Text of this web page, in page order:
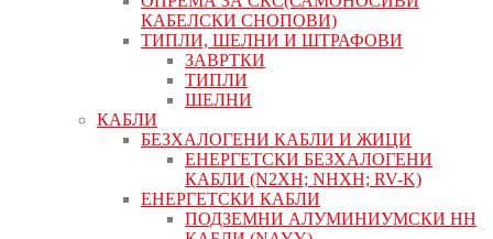
КАБЕЛСКИ СНОПОВИ)
ТИПЛИ, ШЕЛНИ И ШТРАФОВИ
ЗАВРТКИ
ТИПЛИ
ШЕЛНИ
КАБЛИ
БЕЗХАЛОГЕНИ КАБЛИ И ЖИЦИ
ЕНЕРГЕТСКИ БЕЗХАЛОГЕНИ
КАБЛИ (N2XH; NHXH; RV-K)
ЕНЕРГЕТСКИ КАБЛИ
ПОДЗЕМНИ АЛУМИНИУМСКИ НН